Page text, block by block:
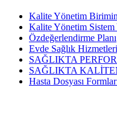
Kalite Yönetim
Kalite Yönetim Sistem
Özdeğerlendirme Planı
Evde Sağlık
SAĞLIKTA
SAĞLIKTA
Hasta Dosyası